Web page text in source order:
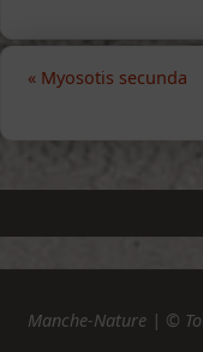
«Myosotis secunda
Manche-Nature | ©